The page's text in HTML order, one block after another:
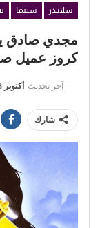
سلايدر سينما
مجدي صادق
كروز عميل
آخر تحديث أكتوبر 13, 2025
شارك